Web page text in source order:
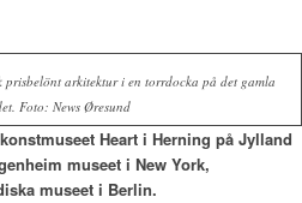
prisbelönt arkitektur i en torrdocka på det gamla
Foto: News Øresund
Heart i Herning på Jylland
museet i New York,
museet i Berlin.